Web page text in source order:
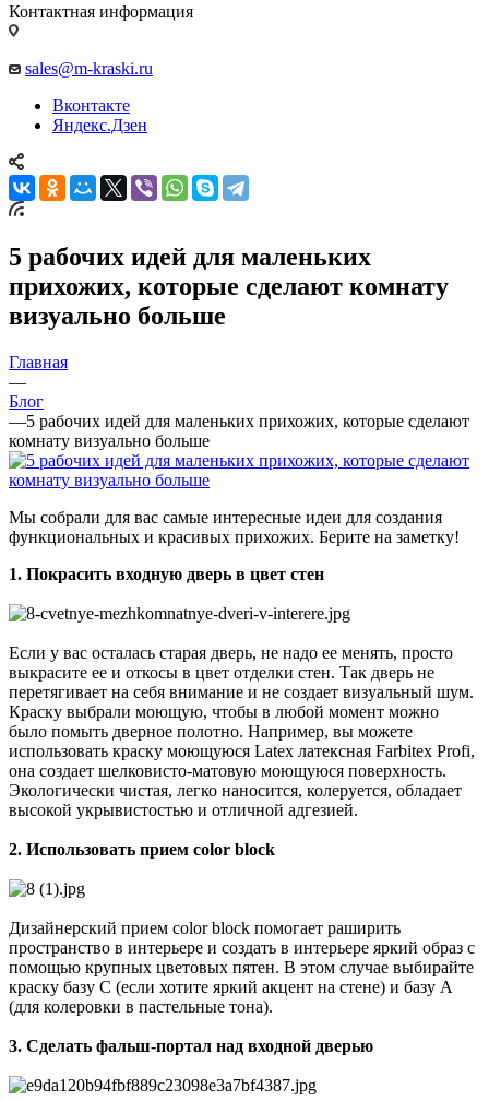
Контактная информация
sales@m-kraski.ru
Вконтакте
Яндекс.Дзен
5 рабочих идей для маленьких
прихожих, которые сделают комнату
визуально больше
Главная
—
Блог
—5 рабочих идей для маленьких прихожих, которые сделают
комнату визуально больше
Мы собрали для вас самые интересные идеи для создания
функциональных и красивых прихожих. Берите на заметку!
1. Покрасить входную дверь в цвет стен
Если у вас осталась старая дверь, не надо ее менять, просто
выкрасите ее и откосы в цвет отделки стен. Так дверь не
перетягивает на себя внимание и не создает визуальный шум.
Краску выбрали моющую, чтобы в любой момент можно
было помыть дверное полотно. Например, вы можете
использовать краску моющуюся Latex латексная Farbitex Profi,
она создает шелковисто-матовую моющуюся поверхность.
Экологически чистая, легко наносится, колеруется, обладает
высокой укрывистостью и отличной адгезией.
2. Использовать прием color block
Дизайнерский прием color block помогает раширить
пространство в интерьере и создать в интерьере яркий образ с
помощью крупных цветовых пятен. В этом случае выбирайте
краску базу С (если хотите яркий акцент на стене) и базу А
(для колеровки в пастельные тона).
3. Сделать фальш-портал над входной дверью